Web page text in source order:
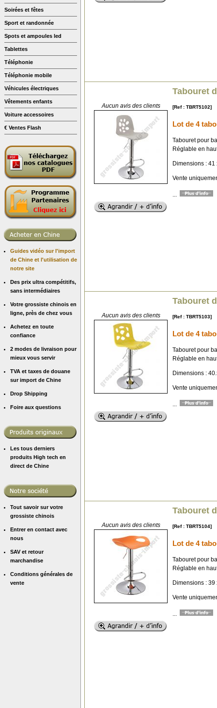
Soirées et fêtes
Sport et randonnée
Spots et ampoules led
Tablettes
Téléphonie
Téléphonie mobile
Véhicules électriques
Vêtements enfants
Voiture accessoires
€ Ventes Flash
Guides vidéo sur l'import
de Chine et l'utilisation de
notre site
Des prix ultra compétitifs,
sans intermédiaires
Votre grossiste chinois en
ligne, près de chez vous
Achetez en toute
confiance
2 modes de livraison pour
mieux vous servir
TVA et taxes de douane
sur import de Chine
Drop Shipping
Foire aux questions
Les tous derniers
produits High tech en
direct de Chine
Tout savoir sur votre
grossiste chinois
Entrer en contact avec
nous
SAV et retour
marchandise
Conditions générales de
vente
Aucun avis des clients
Tabouret
[Ref : TBRT5102]
Lot de 4
Tabouret pour
Réglable en
Dimensions : 41
Vente
Aucun avis des clients
Tabouret
[Ref : TBRT5103]
Lot de 4
Tabouret pour
Réglable en
Dimensions :
Vente
Aucun avis des clients
Tabouret
[Ref : TBRT5104]
Lot de 4
Tabouret pour
Réglable en
Dimensions : 39
Vente